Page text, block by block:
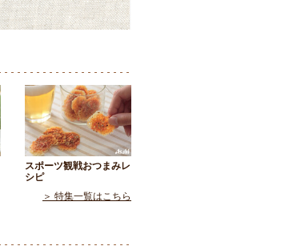
スポーツ観戦おつまみレ
シピ
＞ 特集一覧はこちら